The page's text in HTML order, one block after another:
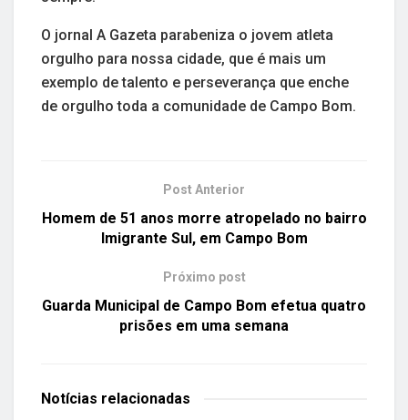
O jornal A Gazeta parabeniza o jovem atleta
orgulho para nossa cidade, que é mais um
exemplo de talento e perseverança que enche
de orgulho toda a comunidade de Campo Bom.
Post Anterior
Homem de 51 anos morre atropelado no bairro
Imigrante Sul, em Campo Bom
Próximo post
Guarda Municipal de Campo Bom efetua quatro
prisões em uma semana
Notícias relacionadas